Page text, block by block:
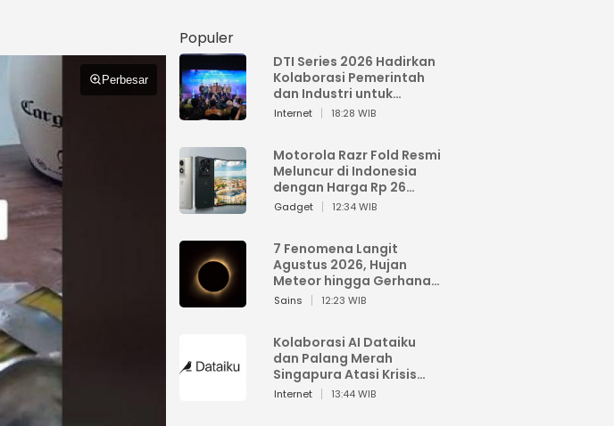
Perbesar
Populer
DTI Series 2026 Hadirkan
Kolaborasi Pemerintah
dan Industri untuk
Percepatan
Internet 18:28 WIB
Motorola Razr Fold Resmi
Meluncur di Indonesia
dengan Harga Rp 26
Jutaan
Gadget 12:34 WIB
7 Fenomena Langit
Agustus 2026, Hujan
Meteor hingga Gerhana
Matahari
Sains 12:23 WIB
Kolaborasi AI Dataiku
dan Palang Merah
Singapura Atasi Krisis
Bencana
Internet 13:44 WIB